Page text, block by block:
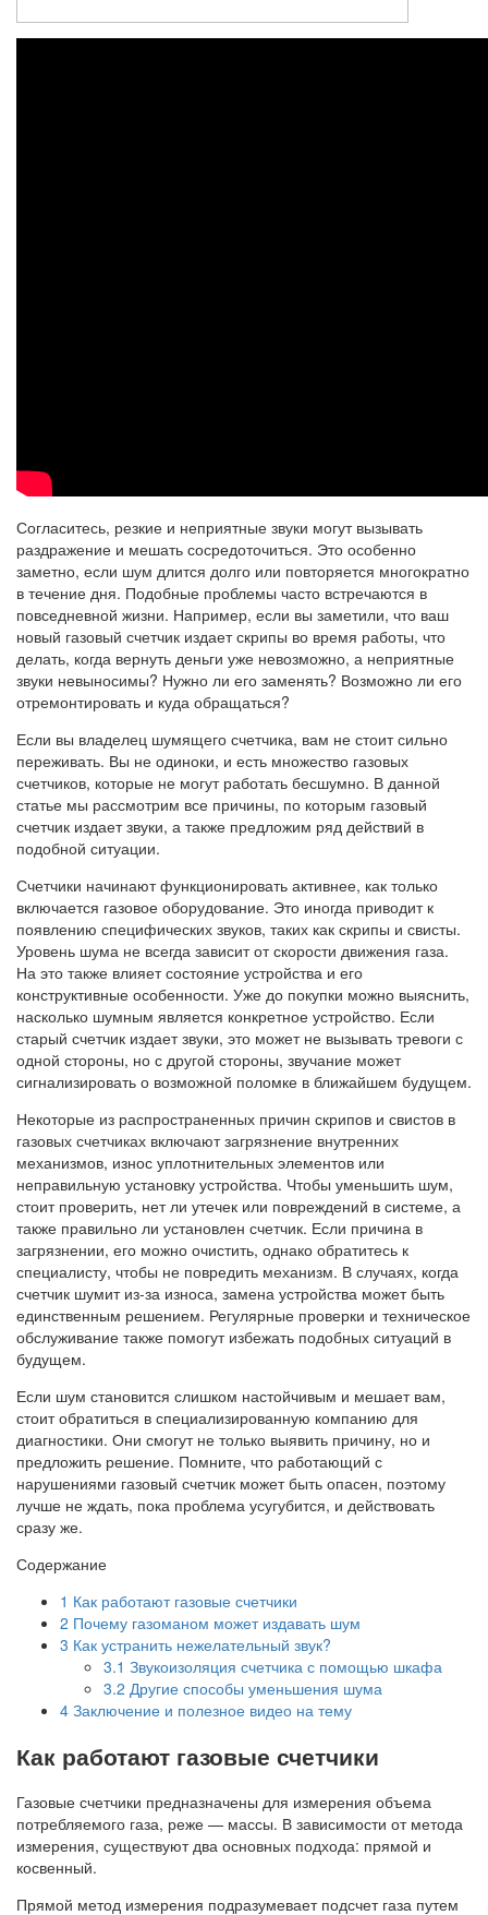
Согласитесь, резкие и неприятные звуки могут вызывать
раздражение и мешать сосредоточиться. Это особенно
заметно, если шум длится долго или повторяется многократно
в течение дня. Подобные проблемы часто встречаются в
повседневной жизни. Например, если вы заметили, что ваш
новый газовый счетчик издает скрипы во время работы, что
делать, когда вернуть деньги уже невозможно, а неприятные
звуки невыносимы? Нужно ли его заменять? Возможно ли его
отремонтировать и куда обращаться?
Если вы владелец шумящего счетчика, вам не стоит сильно
переживать. Вы не одиноки, и есть множество газовых
счетчиков, которые не могут работать бесшумно. В данной
статье мы рассмотрим все причины, по которым газовый
счетчик издает звуки, а также предложим ряд действий в
подобной ситуации.
Счетчики начинают функционировать активнее, как только
включается газовое оборудование. Это иногда приводит к
появлению специфических звуков, таких как скрипы и свисты.
Уровень шума не всегда зависит от скорости движения газа.
На это также влияет состояние устройства и его
конструктивные особенности. Уже до покупки можно выяснить,
насколько шумным является конкретное устройство. Если
старый счетчик издает звуки, это может не вызывать тревоги с
одной стороны, но с другой стороны, звучание может
сигнализировать о возможной поломке в ближайшем будущем.
Некоторые из распространенных причин скрипов и свистов в
газовых счетчиках включают загрязнение внутренних
механизмов, износ уплотнительных элементов или
неправильную установку устройства. Чтобы уменьшить шум,
стоит проверить, нет ли утечек или повреждений в системе, а
также правильно ли установлен счетчик. Если причина в
загрязнении, его можно очистить, однако обратитесь к
специалисту, чтобы не повредить механизм. В случаях, когда
счетчик шумит из-за износа, замена устройства может быть
единственным решением. Регулярные проверки и техническое
обслуживание также помогут избежать подобных ситуаций в
будущем.
Если шум становится слишком настойчивым и мешает вам,
стоит обратиться в специализированную компанию для
диагностики. Они смогут не только выявить причину, но и
предложить решение. Помните, что работающий с
нарушениями газовый счетчик может быть опасен, поэтому
лучше не ждать, пока проблема усугубится, и действовать
сразу же.
Содержание
1 Как работают газовые счетчики
2 Почему газоманом может издавать шум
3 Как устранить нежелательный звук?
3.1 Звукоизоляция счетчика с помощью шкафа
3.2 Другие способы уменьшения шума
4 Заключение и полезное видео на тему
Как работают газовые счетчики
Газовые счетчики предназначены для измерения объема
потребляемого газа, реже — массы. В зависимости от метода
измерения, существуют два основных подхода: прямой и
косвенный.
Прямой метод измерения подразумевает подсчет газа путем